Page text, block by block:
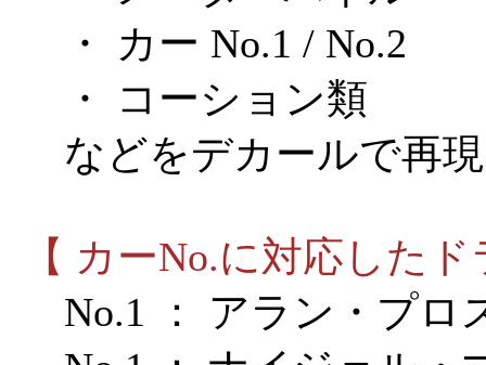
・ カー No.1 / No.2
・ コーション類
などをデカールで再
【 カーNo.に対応した
No.1 ： アラン・プロ